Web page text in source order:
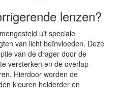
lenzen?
uit speciale
van licht beïnvloeden. Deze
van de drager door de
versterken en de overlap
Hierdoor worden de
kleuren helderder en